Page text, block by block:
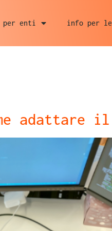
enti info per le
adattare